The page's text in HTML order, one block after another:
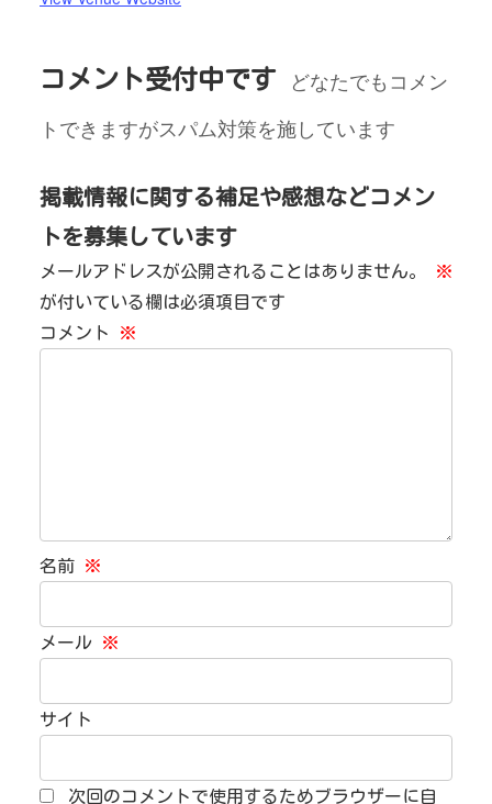
コメント受付中です
どなたでもコメン
トできますがスパム対策を施しています
掲載情報に関する補足や感想などコメン
トを募集しています
メールアドレスが公開されることはありません。
※
が付いている欄は必須項目です
コメント
※
名前 ※
メール ※
サイト
次回のコメントで使用するためブラウザーに自